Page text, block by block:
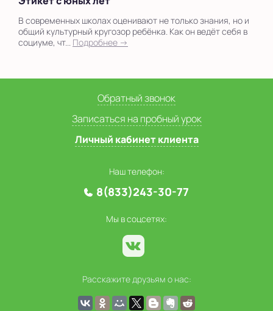
В современных школах оценивают не только знания, но и
общий культурный кругозор ребёнка. Как он ведёт себя в
социуме, чт... Подробнее →
Обратный звонок
Записаться на пробный урок
Личный кабинет клиента
Наш телефон:
8(833)243-30-77
Мы в соцсетях:
Расскажите друзьям о нас: